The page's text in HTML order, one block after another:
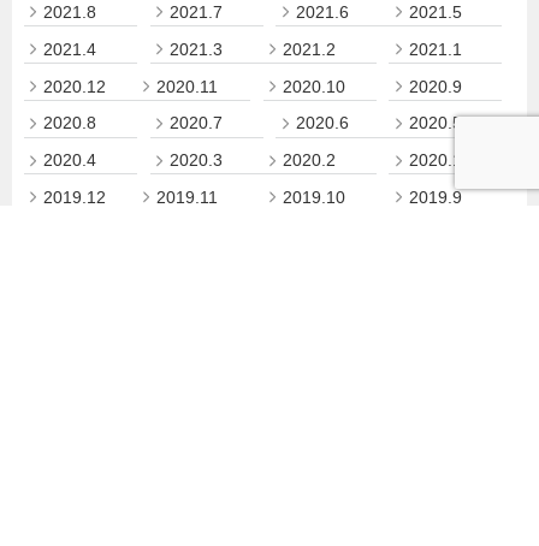
2021.8
2021.7 2021.6
2021.5
2021.4
2021.3 2021.2
2021.1
2020.12
2020.11 2020.10
2020.9
2020.8
2020.7 2020.6
2020.5
2020.4
2020.3 2020.2
2020.1
2019.12
2019.11 2019.10
2019.9